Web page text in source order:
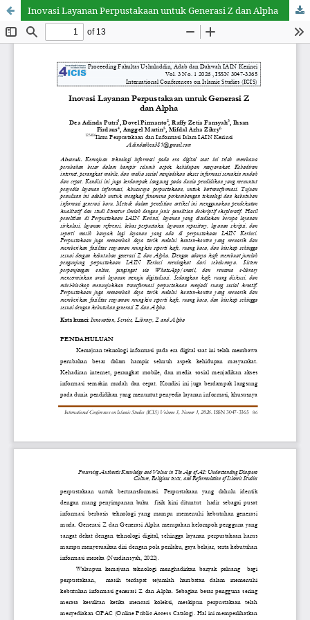
Inovasi Layanan Perpustakaan untuk Generasi Z dan Alpha